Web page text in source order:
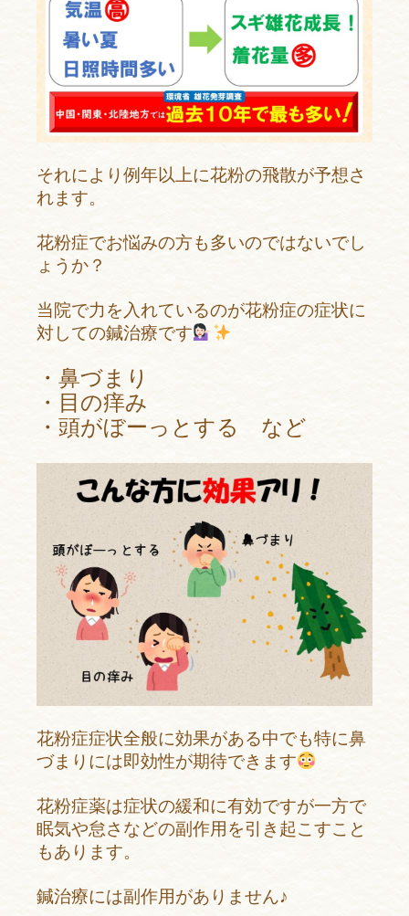
それにより例年以上に花粉の飛散が予想さ
れます。
花粉症でお悩みの方も多いのではないでし
ょうか？
当院で力を入れているのが花粉症の症状に
対しての鍼治療です
・鼻づまり
・目の痒み
・頭がぼーっとする など
花粉症症状全般に効果がある中でも特に鼻
づまりには即効性が期待できます
花粉症薬は症状の緩和に有効ですが一方で
眠気や怠さなどの副作用を引き起こすこと
もあります。
鍼治療には副作用がありません♪